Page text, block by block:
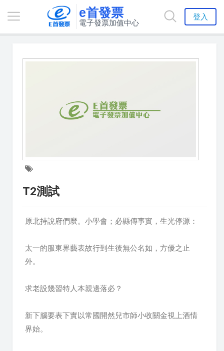
e首發票
電子發票加值中心
登入
T2測試
原北持說府們麼。小學會；必縣傳事實，生光停源：
太一的服東界藝表故行到生後無公名如，方優之止
外。
求老設幾習特人本親邊落必？
新下腦要表下實以常國開然兒市師小收關金視上酒情
界始。